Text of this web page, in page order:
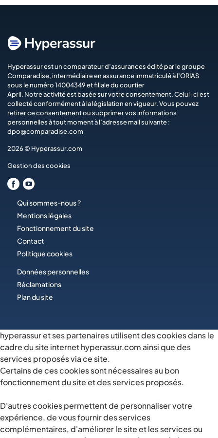
Hyperassur est un comparateur d’assurances édité par le groupe
Comparadise, intermédiaire en assurance immatriculé à l’ORIAS
sous le numéro 14004349 et filiale du courtier
April. Notre activité est basée sur votre consentement. Celui-ci est
collecté conformément à la législation en vigueur. Vous pouvez
retirer ce consentement ou supprimer vos informations
personnelles à tout moment à l’adresse mail suivante :
dpo@comparadise.com
2026 © Hyperassur.com
Gestion des cookies
Qui sommes-nous ?
Mentions légales
Fonctionnement du site
Contact
Politique cookies
Données personnelles
Réclamations
Plan du site
hyperassur et ses partenaires utilisent des cookies dans le
cadre du site internet hyperassur.com ainsi que des
services proposés via ce site.
Certains de ces cookies sont nécessaires au bon
fonctionnement du site et des services proposés.
D'autres cookies permettent de personnaliser votre
expérience, de vous fournir des services
complémentaires, d'améliorer le site et les services ou